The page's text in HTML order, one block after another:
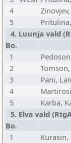
4
5
4. Luunja vald
Bo.
1
2
3
Pani,
4
5
Karba,
5. Elva vald
Bo.
1